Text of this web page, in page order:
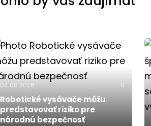
04.08.2026 0
Robotické vysávače môžu
predstavovať riziko pre
národnú bezpečnosť